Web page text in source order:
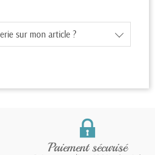
sur mon article ?
Paiement sécurisé